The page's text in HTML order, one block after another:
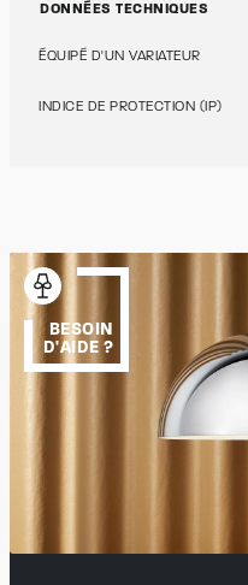
DONNÉES TECHNIQUES
ÉQUIPÉ D'UN VARIATEUR
INDICE DE PROTECTION (IP)
BESOIN
D'AIDE ?